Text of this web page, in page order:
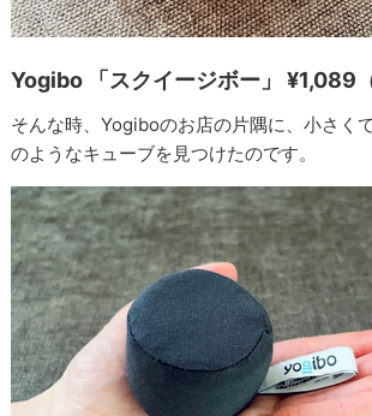
Yogibo 「スクイージボー」 ¥1,089（
そんな時、Yogiboのお店の片隅に、小さく
のようなキューブを見つけたのです。